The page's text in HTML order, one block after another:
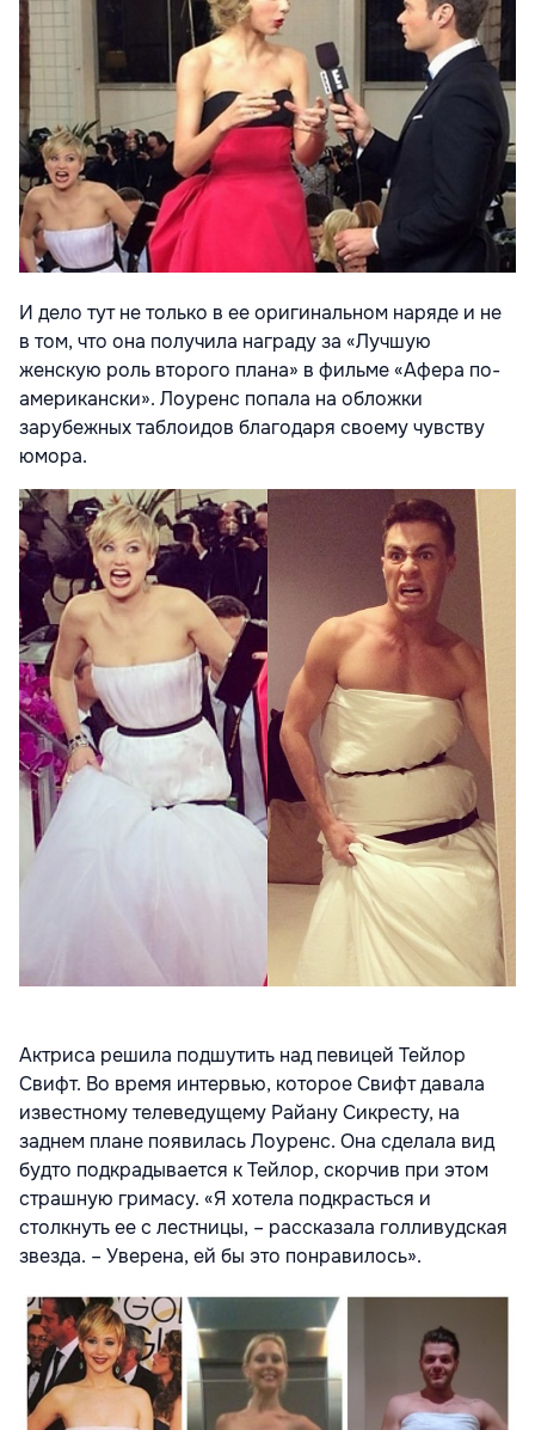
И дело тут не только в ее оригинальном наряде и не
в том, что она получила награду за «Лучшую
женскую роль второго плана» в фильме «Афера по-
американски». Лоуренс попала на обложки
зарубежных таблоидов благодаря своему чувству
юмора.
Актриса решила подшутить над певицей Тейлор
Свифт. Во время интервью, которое Свифт давала
известному телеведущему Райану Сикресту, на
заднем плане появилась Лоуренс. Она сделала вид
будто подкрадывается к Тейлор, скорчив при этом
страшную гримасу. «Я хотела подкрасться и
столкнуть ее с лестницы, – рассказала голливудская
звезда. – Уверена, ей бы это понравилось».